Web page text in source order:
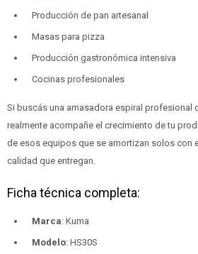
Producción de pan artesanal
Masas para pizza
Producción gastronómica intensiva
Cocinas profesionales
Si buscás una amasadora espiral profesional
realmente acompañe el crecimiento de tu
de esos equipos que se amortizan solos con
calidad que entregan.
Ficha técnica completa:
Marca: Kuma
Modelo: HS30S